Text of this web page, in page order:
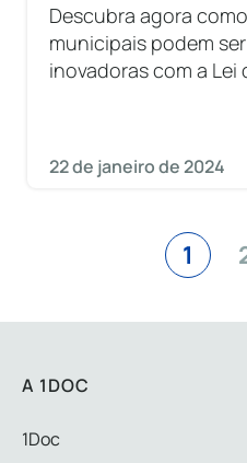
Descubra agora
municipais podem
inovadoras com a Lei
22 de janeiro de 2024
1
A 1DOC
1Doc